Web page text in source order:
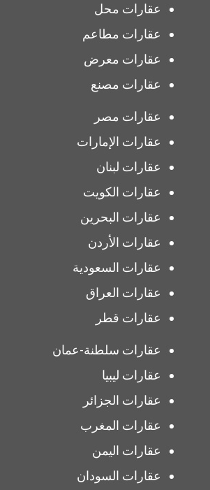
عقارات محل
عقارات مطاعم
عقارات معرض
عقارات مصنع
عقارات مصر
عقارات الإمارات
عقارات لبنان
عقارات الكويت
عقارات البحرين
عقارات الأردن
عقارات السعودية
عقارات العراق
عقارات قطر
عقارات سلطنة-عمان
عقارات ليبيا
عقارات الجزائر
عقارات المغرب
عقارات اليمن
عقارات السودان